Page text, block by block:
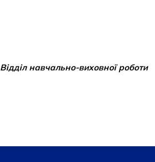
Відділ навчально-виховної роботи